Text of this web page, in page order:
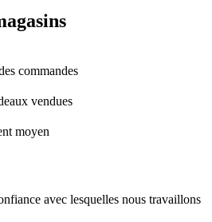
commandes
vendues
moyen
avec lesquelles nous travaillons